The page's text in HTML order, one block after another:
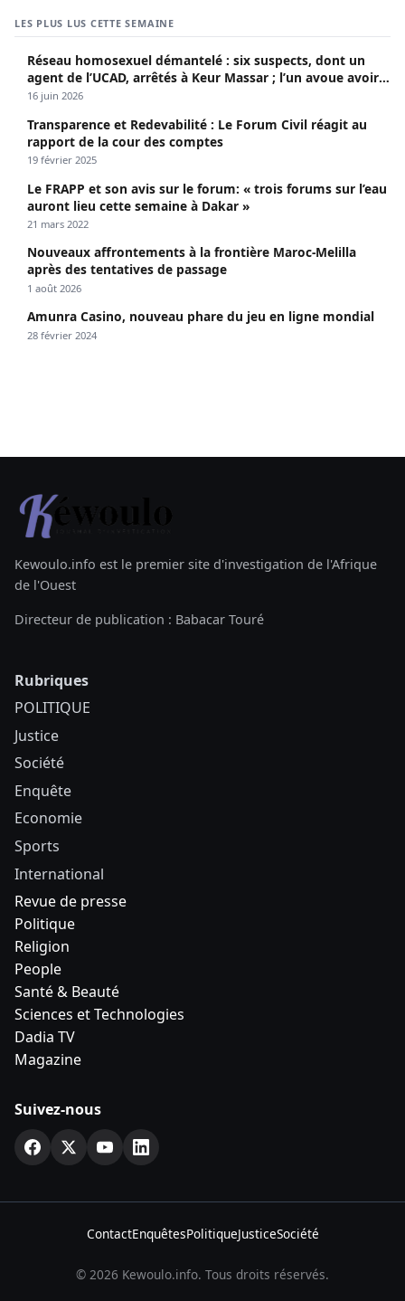
LES PLUS LUS CETTE SEMAINE
Réseau homosexuel démantelé : six suspects, dont un
agent de l’UCAD, arrêtés à Keur Massar ; l’un avoue avoir
propagé le VIH depuis 2018
16 juin 2026
Transparence et Redevabilité : Le Forum Civil réagit au
rapport de la cour des comptes
19 février 2025
Le FRAPP et son avis sur le forum: « trois forums sur l’eau
auront lieu cette semaine à Dakar »
21 mars 2022
Nouveaux affrontements à la frontière Maroc-Melilla
après des tentatives de passage
1 août 2026
Amunra Casino, nouveau phare du jeu en ligne mondial
28 février 2024
Kewoulo.info est le premier site d'investigation de l'Afrique
de l'Ouest
Directeur de publication : Babacar Touré
Rubriques
POLITIQUE
Justice
Société
Enquête
Economie
Sports
International
Revue de presse
Politique
Religion
People
Santé & Beauté
Sciences et Technologies
Dadia TV
Magazine
Suivez-nous
ContactEnquêtesPolitiqueJusticeSociété
© 2026 Kewoulo.info. Tous droits réservés.